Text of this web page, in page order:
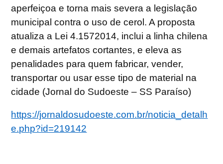
aperfeiçoa e torna mais severa a legislação
municipal contra o uso de cerol. A proposta
atualiza a Lei 4.1572014, inclui a linha chilena
e demais artefatos cortantes, e eleva as
penalidades para quem fabricar, vender,
transportar ou usar esse tipo de material na
cidade (Jornal do Sudoeste – SS Paraíso)
https://jornaldosudoeste.com.br/noticia_detalh
e.php?id=219142